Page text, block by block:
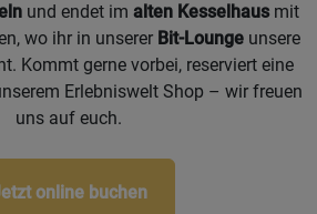
und endet im alten Kesselhausmit
wo ihr in unserer Bit-Loungeunsere
Kommt gerne vorbei, reserviert eine
Erlebniswelt Shop – wir freuen
uns auf euch.
online buchen